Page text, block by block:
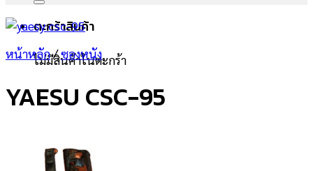
ตะกร้าสินค้า
ไม่มีสินค้าในตะกร้า
หน้าหลัก/ซองหนัง
YAESU CSC-95